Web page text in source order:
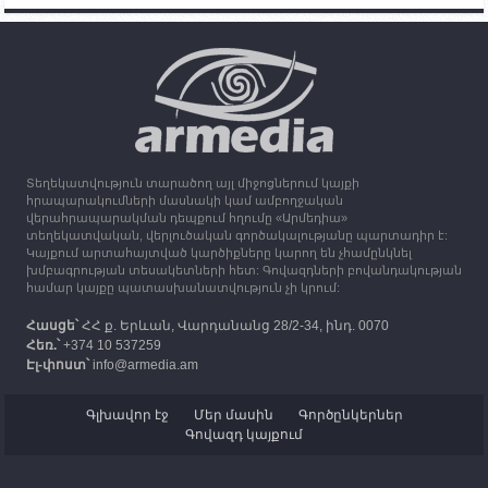
15:25 30.09.2023
սպասվում է անձրև և ամպրոպ
30.09.2023
Միացյալ Թագավորությունը 1 միլիոն ֆունտ
ստեռլինգ կհատկացնի՝ աջակցելու Լեռնային
Ղարաբաղից բռնի տեղահանվածներին
12:25 30.09.2023
Հայաստան է ժամանել բռնի տեղահանված 100
հազար 417 արցախցի
Տեղեկատվություն տարածող այլ միջոցներում կայքի
հրապարակումների մասնակի կամ ամբողջական
վերահրապարակման դեպքում հղումը «Արմեդիա»
տեղեկատվական, վերլուծական գործակալությանը պարտադիր է:
Կայքում արտահայտված կարծիքները կարող են չհամընկնել
խմբագրության տեսակետների հետ: Գովազդների բովանդակության
համար կայքը պատասխանատվություն չի կրում:
Հասցե՝ՀՀ ք. Երևան, Վարդանանց 28/2-34, ինդ. 0070
Հեռ.՝+374 10 537259
Էլ-փոստ՝info@armedia.am
Գլխավոր էջ Մեր մասին
Գործընկերներ
Գովազդ կայքում